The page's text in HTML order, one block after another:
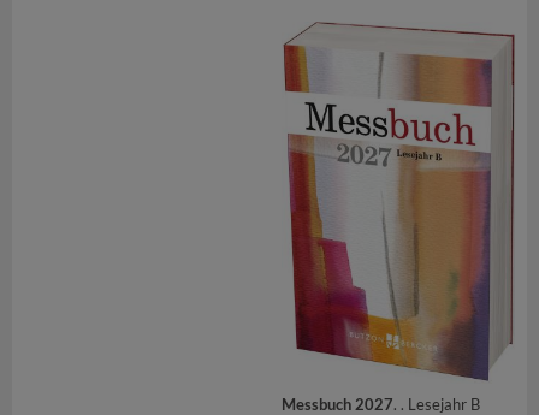
Messbuch 2027. . Lesejahr B